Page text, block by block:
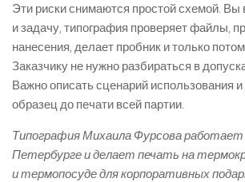
Эти риски снимаются простой схемой.
и задачу, типография проверяет файлы,
нанесения, делает пробник и только
Заказчику не нужно разбираться в
Важно описать сценарий использования
образец до печати всей партии.
Типография Михаила Фурсова
Петербурге и делает печать на
и термопосуде для корпоративных